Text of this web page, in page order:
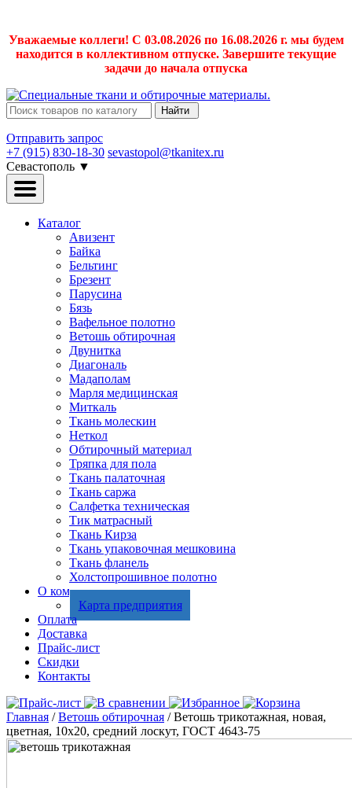
Уважаемые коллеги! С 03.08.2026 по 16.08.2026 г. мы будем
находится в коллективном отпуске. Завершите текущие
задачи до начала отпуска
Найти
Отправить запрос
+7 (915) 830-18-30 sevastopol@tkanitex.ru
Севастополь ▼
Каталог
Авизент
Байка
Бельтинг
Брезент
Парусина
Бязь
Вафельное полотно
Ветошь обтирочная
Двунитка
Диагональ
Мадаполам
Марля медицинская
Миткаль
Ткань молескин
Неткол
Обтирочный материал
Тряпка для пола
Ткань палаточная
Ткань саржа
Салфетка техническая
Тик матрасный
Ткань Кирза
Ткань упаковочная мешковина
Ткань фланель
Холстопрошивное полотно
О компании
Карта предприятия
Оплата
Доставка
Прайс-лист
Скидки
Контакты
Главная /Ветошь обтирочная / Ветошь трикотажная, новая,
цветная, 10х20, средний лоскут, ГОСТ 4643-75